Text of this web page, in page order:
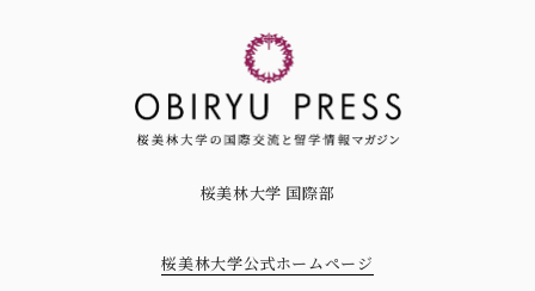
桜美林大学 国際部
桜美林大学公式ホームページ